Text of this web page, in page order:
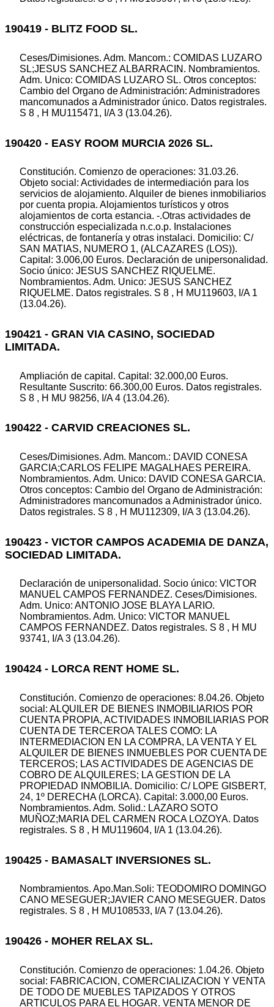
190419 - BLITZ FOOD SL.
Ceses/Dimisiones. Adm. Mancom.: COMIDAS LUZARO
SL;JESUS SANCHEZ ALBARRACIN. Nombramientos.
Adm. Unico: COMIDAS LUZARO SL. Otros conceptos:
Cambio del Organo de Administración: Administradores
mancomunados a Administrador único. Datos registrales.
S 8 , H MU115471, I/A 3 (13.04.26).
190420 - EASY ROOM MURCIA 2026 SL.
Constitución. Comienzo de operaciones: 31.03.26.
Objeto social: Actividades de intermediación para los
servicios de alojamiento. Alquiler de bienes inmobiliarios
por cuenta propia. Alojamientos turísticos y otros
alojamientos de corta estancia. -.Otras actividades de
construcción especializada n.c.o.p. Instalaciones
eléctricas, de fontanería y otras instalaci. Domicilio: C/
SAN MATIAS, NUMERO 1, (ALCAZARES (LOS)).
Capital: 3.006,00 Euros. Declaración de unipersonalidad.
Socio único: JESUS SANCHEZ RIQUELME.
Nombramientos. Adm. Unico: JESUS SANCHEZ
RIQUELME. Datos registrales. S 8 , H MU119603, I/A 1
(13.04.26).
190421 - GRAN VIA CASINO, SOCIEDAD
LIMITADA.
Ampliación de capital. Capital: 32.000,00 Euros.
Resultante Suscrito: 66.300,00 Euros. Datos registrales.
S 8 , H MU 98256, I/A 4 (13.04.26).
190422 - CARVID CREACIONES SL.
Ceses/Dimisiones. Adm. Mancom.: DAVID CONESA
GARCIA;CARLOS FELIPE MAGALHAES PEREIRA.
Nombramientos. Adm. Unico: DAVID CONESA GARCIA.
Otros conceptos: Cambio del Organo de Administración:
Administradores mancomunados a Administrador único.
Datos registrales. S 8 , H MU112309, I/A 3 (13.04.26).
190423 - VICTOR CAMPOS ACADEMIA DE DANZA,
SOCIEDAD LIMITADA.
Declaración de unipersonalidad. Socio único: VICTOR
MANUEL CAMPOS FERNANDEZ. Ceses/Dimisiones.
Adm. Unico: ANTONIO JOSE BLAYA LARIO.
Nombramientos. Adm. Unico: VICTOR MANUEL
CAMPOS FERNANDEZ. Datos registrales. S 8 , H MU
93741, I/A 3 (13.04.26).
190424 - LORCA RENT HOME SL.
Constitución. Comienzo de operaciones: 8.04.26. Objeto
social: ALQUILER DE BIENES INMOBILIARIOS POR
CUENTA PROPIA, ACTIVIDADES INMOBILIARIAS POR
CUENTA DE TERCEROA TALES COMO: LA
INTERMEDIACION EN LA COMPRA, LA VENTA Y EL
ALQUILER DE BIENES INMUEBLES POR CUENTA DE
TERCEROS; LAS ACTIVIDADES DE AGENCIAS DE
COBRO DE ALQUILERES; LA GESTION DE LA
PROPIEDAD INMOBILIA. Domicilio: C/ LOPE GISBERT,
24, 1º DERECHA (LORCA). Capital: 3.000,00 Euros.
Nombramientos. Adm. Solid.: LAZARO SOTO
MUÑOZ;MARIA DEL CARMEN ROCA LOZOYA. Datos
registrales. S 8 , H MU119604, I/A 1 (13.04.26).
190425 - BAMASALT INVERSIONES SL.
Nombramientos. Apo.Man.Soli: TEODOMIRO DOMINGO
CANO MESEGUER;JAVIER CANO MESEGUER. Datos
registrales. S 8 , H MU108533, I/A 7 (13.04.26).
190426 - MOHER RELAX SL.
Constitución. Comienzo de operaciones: 1.04.26. Objeto
social: FABRICACION, COMERCIALIZACION Y VENTA
DE TODO DE MUEBLES TAPIZADOS Y OTROS
ARTICULOS PARA EL HOGAR. VENTA MENOR DE